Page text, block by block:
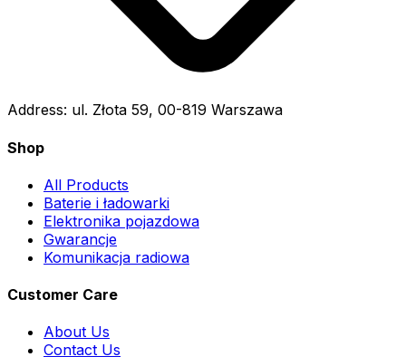
Address: ul. Złota 59, 00-819 Warszawa
Shop
All Products
Baterie i ładowarki
Elektronika pojazdowa
Gwarancje
Komunikacja radiowa
Customer Care
About Us
Contact Us